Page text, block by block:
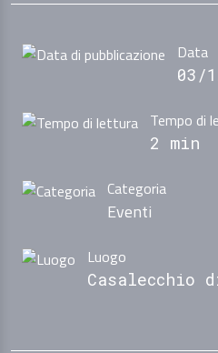
Data
03/
Tempo di
2 min
Categoria
Eventi
Luogo
Casalecchio